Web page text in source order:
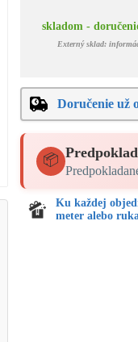
skladom -
Externý sklad:
Doručenie už
📦
Ku každej
meter alebo